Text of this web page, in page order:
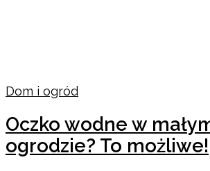
Dom i ogród
Oczko wodne w
ogrodzie? To możliwe!